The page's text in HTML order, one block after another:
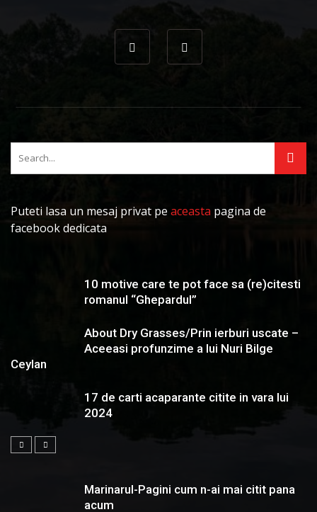
Puteti lasa un mesaj privat pe aceasta pagina de
facebook dedicata
10 motive care te pot face sa (re)citesti
romanul “Ghepardul”
About Dry Grasses/Prin ierburi uscate –
Aceeasi profunzime a lui Nuri Bilge
Ceylan
17 de carti acaparante citite in vara lui
2024
Marinarul-Pagini cum n-ai mai citit pana
acum